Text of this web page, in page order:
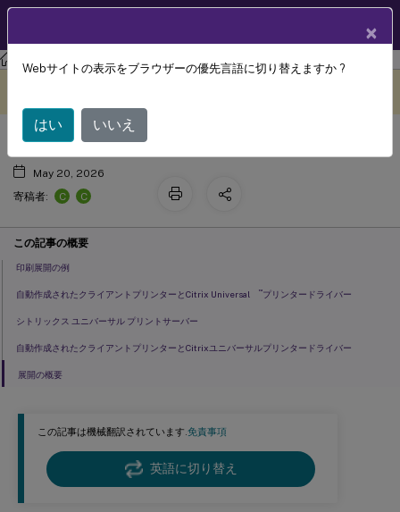
XenAppおよびXenDesktop XenAppおよびXenDesktop 7.15 LTSR
この記事は機械翻訳されています.免責事項
英語に切り替え
印刷構成の例について
May 20, 2026
寄稿者:
C C
この記事の概要
印刷展開の例
自動作成されたクライアントプリンターとCitrix Universal ™ プリンタードライバー
シトリックス ユニバーサル プリントサーバー
自動作成されたクライアントプリンターとCitrixユニバーサルプリンタードライバー
展開の概要
×
Webサイトの表示をブラウザーの優先言語に切り替えますか ?
はい いいえ